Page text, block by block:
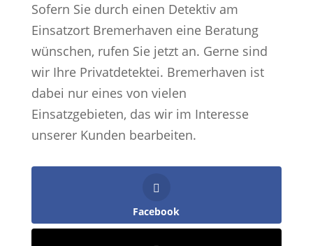
Sofern Sie durch einen Detektiv am
Einsatzort Bremerhaven eine Beratung
wünschen, rufen Sie jetzt an. Gerne sind
wir Ihre Privatdetektei. Bremerhaven ist
dabei nur eines von vielen
Einsatzgebieten, das wir im Interesse
unserer Kunden bearbeiten.
Facebook